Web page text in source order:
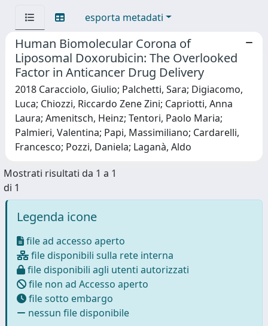
esporta metadati
Human Biomolecular Corona of
Liposomal Doxorubicin: The Overlooked
Factor in Anticancer Drug Delivery
2018 Caracciolo, Giulio; Palchetti, Sara; Digiacomo,
Luca; Chiozzi, Riccardo Zene Zini; Capriotti, Anna
Laura; Amenitsch, Heinz; Tentori, Paolo Maria;
Palmieri, Valentina; Papi, Massimiliano; Cardarelli,
Francesco; Pozzi, Daniela; Laganà, Aldo
Mostrati risultati da 1 a 1
di 1
Legenda icone
file ad accesso aperto
file disponibili sulla rete interna
file disponibili agli utenti autorizzati
file non ad Accesso aperto
file sotto embargo
nessun file disponibile